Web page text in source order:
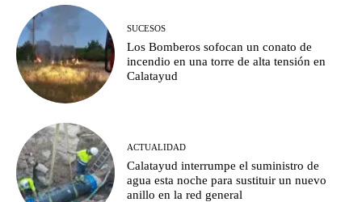
SUCESOS
Los Bomberos sofocan un conato de
incendio en una torre de alta tensión en
Calatayud
ACTUALIDAD
Calatayud interrumpe el suministro de
agua esta noche para sustituir un nuevo
anillo en la red general